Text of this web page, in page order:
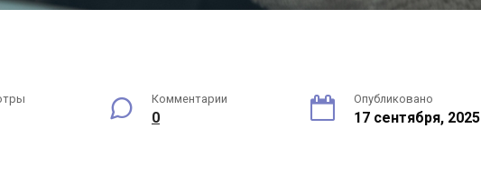
Комментарии
0
Опубликовано
17 сентября, 2025